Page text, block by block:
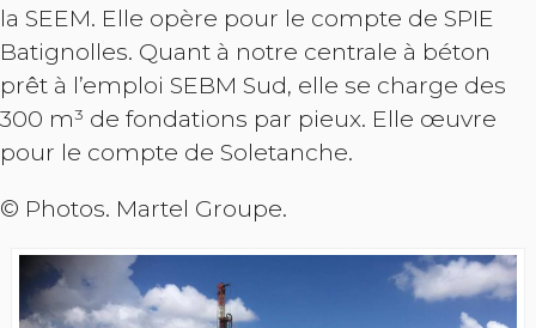
la SEEM. Elle opère pour le compte de SPIE
Batignolles. Quant à notre centrale à béton
prêt à l’emploi SEBM Sud, elle se charge des
300 m³ de fondations par pieux. Elle œuvre
pour le compte de Soletanche.
© Photos. Martel Groupe.